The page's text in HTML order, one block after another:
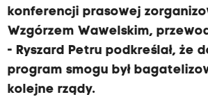
konferencji prasowej
Wzgórzem Wawelskim,
- Ryszard Petru podkreślał, że
program smogu był
kolejne rządy.